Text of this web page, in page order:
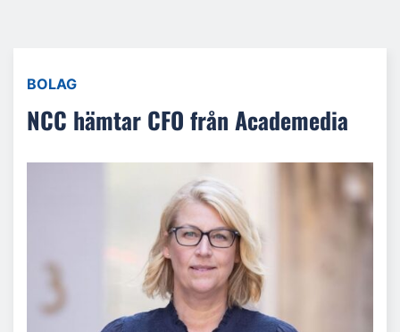
BOLAG
NCC hämtar CFO från Academedia